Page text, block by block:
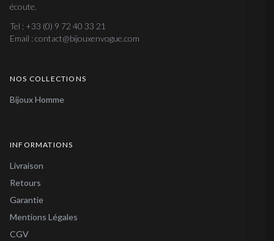
écoute.
Tel : +33 (0) 9 72 40 33 21
Email : contact@bijouxenvogue.com
NOS COLLECTIONS
Bijoux Homme
INFORMATIONS
Livraison
Retours
Garantie
Mentions Légales
CGV